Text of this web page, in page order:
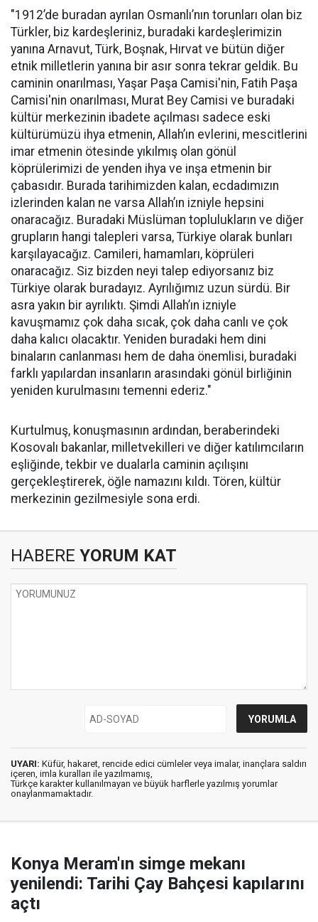
"1912’de buradan ayrılan Osmanlı’nın torunları olan biz
Türkler, biz kardeşleriniz, buradaki kardeşlerimizin
yanına Arnavut, Türk, Boşnak, Hırvat ve bütün diğer
etnik milletlerin yanına bir asır sonra tekrar geldik. Bu
caminin onarılması, Yaşar Paşa Camisi'nin, Fatih Paşa
Camisi'nin onarılması, Murat Bey Camisi ve buradaki
kültür merkezinin ibadete açılması sadece eski
kültürümüzü ihya etmenin, Allah’ın evlerini, mescitlerini
imar etmenin ötesinde yıkılmış olan gönül
köprülerimizi de yenden ihya ve inşa etmenin bir
çabasıdır. Burada tarihimizden kalan, ecdadımızın
izlerinden kalan ne varsa Allah’ın izniyle hepsini
onaracağız. Buradaki Müslüman toplulukların ve diğer
grupların hangi talepleri varsa, Türkiye olarak bunları
karşılayacağız. Camileri, hamamları, köprüleri
onaracağız. Siz bizden neyi talep ediyorsanız biz
Türkiye olarak buradayız. Ayrılığımız uzun sürdü. Bir
asra yakın bir ayrılıktı. Şimdi Allah’ın izniyle
kavuşmamız çok daha sıcak, çok daha canlı ve çok
daha kalıcı olacaktır. Yeniden buradaki hem dini
binaların canlanması hem de daha önemlisi, buradaki
farklı yapılardan insanların arasındaki gönül birliğinin
yeniden kurulmasını temenni ederiz."
Kurtulmuş, konuşmasının ardından, beraberindeki
Kosovalı bakanlar, milletvekilleri ve diğer katılımcıların
eşliğinde, tekbir ve dualarla caminin açılışını
gerçekleştirerek, öğle namazını kıldı. Tören, kültür
merkezinin gezilmesiyle sona erdi.
HABERE YORUM KAT
UYARI: Küfür, hakaret, rencide edici cümleler veya imalar, inançlara saldırı
içeren, imla kuralları ile yazılmamış,
Türkçe karakter kullanılmayan ve büyük harflerle yazılmış yorumlar
onaylanmamaktadır.
Konya Meram'ın simge mekanı
yenilendi: Tarihi Çay Bahçesi kapılarını
açtı